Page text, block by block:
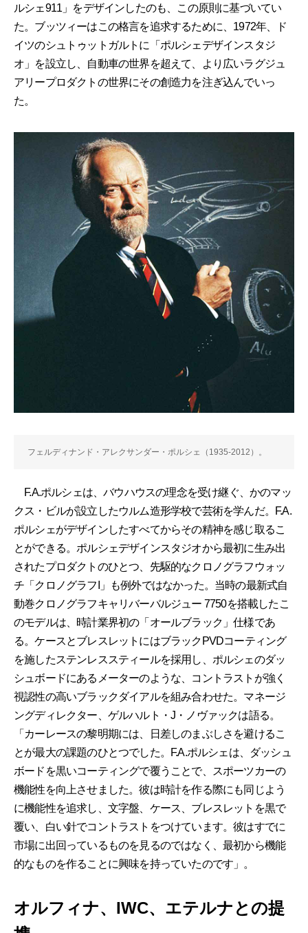
ルシェ911」をデザインしたのも、この原則に基づいてい
た。ブッツィーはこの格言を追求するために、1972年、ド
イツのシュトゥットガルトに「ポルシェデザインスタジ
オ」を設立し、自動車の世界を超えて、より広いラグジュ
アリープロダクトの世界にその創造力を注ぎ込んでいっ
た。
フェルディナンド・アレクサンダー・ポルシェ（1935-2012）。
F.A.ポルシェは、バウハウスの理念を受け継ぐ、かのマッ
クス・ビルが設立したウルム造形学校で芸術を学んだ。F.A.
ポルシェがデザインしたすべてからその精神を感じ取るこ
とができる。ポルシェデザインスタジオから最初に生み出
されたプロダクトのひとつ、先駆的なクロノグラフウォッ
チ「クロノグラフI」も例外ではなかった。当時の最新式自
動巻クロノグラフキャリバーバルジュー 7750を搭載したこ
のモデルは、時計業界初の「オールブラック」仕様であ
る。ケースとブレスレットにはブラックPVDコーティング
を施したステンレススティールを採用し、ポルシェのダッ
シュボードにあるメーターのような、コントラストが強く
視認性の高いブラックダイアルを組み合わせた。マネージ
ングディレクター、ゲルハルト・J・ノヴァックは語る。
「カーレースの黎明期には、日差しのまぶしさを避けるこ
とが最大の課題のひとつでした。F.A.ポルシェは、ダッシュ
ボードを黒いコーティングで覆うことで、スポーツカーの
機能性を向上させました。彼は時計を作る際にも同じよう
に機能性を追求し、文字盤、ケース、ブレスレットを黒で
覆い、白い針でコントラストをつけています。彼はすでに
市場に出回っているものを見るのではなく、最初から機能
的なものを作ることに興味を持っていたのです」。
オルフィナ、IWC、エテルナとの提